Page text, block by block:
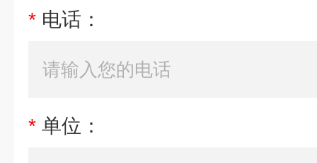
* 电话：
* 单位：